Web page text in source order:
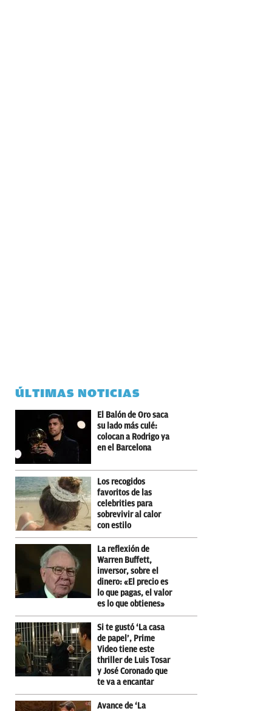
ÚLTIMAS NOTICIAS
El Balón de Oro saca
su lado más culé:
colocan a Rodrigo ya
en el Barcelona
Los recogidos
favoritos de las
celebrities para
sobrevivir al calor
con estilo
La reflexión de
Warren Buffett,
inversor, sobre el
dinero: «El precio es
lo que pagas, el valor
es lo que obtienes»
Si te gustó ‘La casa
de papel’, Prime
Video tiene este
thriller de Luis Tosar
y José Coronado que
te va a encantar
Avance de ‘La